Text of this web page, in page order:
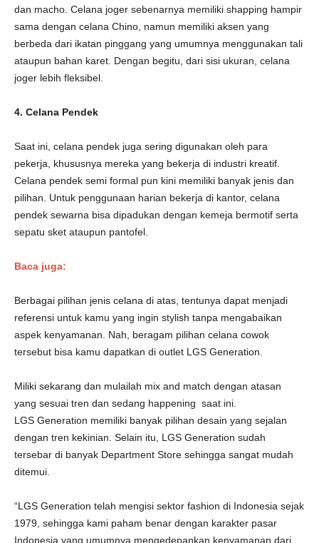
dan macho. Celana joger sebenarnya memiliki shapping hampir
sama dengan celana Chino, namun memiliki aksen yang
berbeda dari ikatan pinggang yang umumnya menggunakan tali
ataupun bahan karet. Dengan begitu, dari sisi ukuran, celana
joger lebih fleksibel.
4. Celana Pendek
Saat ini, celana pendek juga sering digunakan oleh para
pekerja, khususnya mereka yang bekerja di industri kreatif.
Celana pendek semi formal pun kini memiliki banyak jenis dan
pilihan. Untuk penggunaan harian bekerja di kantor, celana
pendek sewarna bisa dipadukan dengan kemeja bermotif serta
sepatu sket ataupun pantofel.
Baca juga:
Berbagai pilihan jenis celana di atas, tentunya dapat menjadi
referensi untuk kamu yang ingin stylish tanpa mengabaikan
aspek kenyamanan. Nah, beragam pilihan celana cowok
tersebut bisa kamu dapatkan di outlet LGS Generation.
Miliki sekarang dan mulailah mix and match dengan atasan
yang sesuai tren dan sedang happening saat ini.
LGS Generation memiliki banyak pilihan desain yang sejalan
dengan tren kekinian. Selain itu, LGS Generation sudah
tersebar di banyak Department Store sehingga sangat mudah
ditemui.
“LGS Generation telah mengisi sektor fashion di Indonesia sejak
1979, sehingga kami paham benar dengan karakter pasar
Indonesia yang umumnya mengedepankan kenyamanan dari